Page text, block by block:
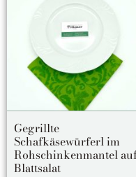
Gegrillte
Schafkäsewürferl im
Rohschinkenmantel
Blattsalat